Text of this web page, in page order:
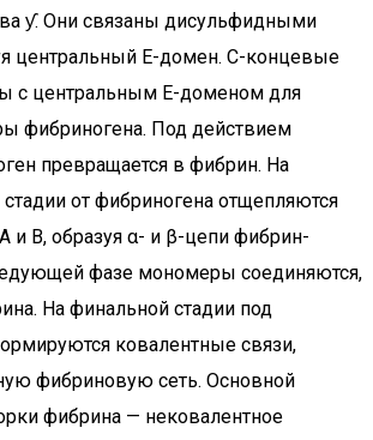
ƴ. Они связаны дисульфидными
центральный E-домен. C-концевые
с центральным E-доменом для
фибриногена. Под действием
превращается в фибрин. На
стадии от фибриногена отщепляются
и В, образуя α- и β-цепи фибрин-
фазе мономеры соединяются,
На финальной стадии под
ковалентные связи,
фибриновую сеть. Основной
фибрина — нековалентное